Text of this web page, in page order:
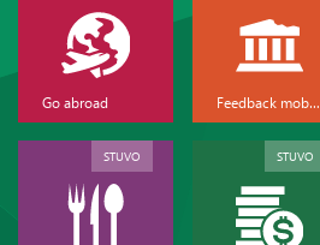
Go abroad Feedback mobiliteit
STUVO STUVO